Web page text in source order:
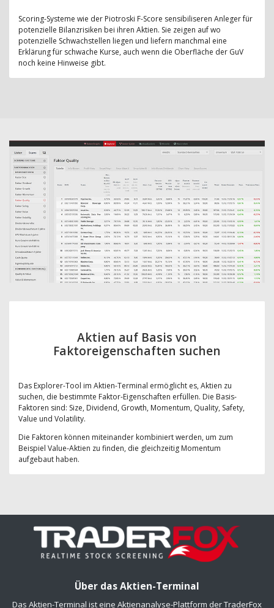
Scoring-Systeme wie der Piotroski F-Score sensibiliseren Anleger für
potenzielle Bilanzrisiken bei ihren Aktien. Sie zeigen auf wo
potenzielle Schwachstellen liegen und liefern manchmal eine
Erklärung für schwache Kurse, auch wenn die Oberfläche der GuV
noch keine Hinweise gibt.
Aktien auf Basis von
Faktoreigenschaften suchen
Das Explorer-Tool im Aktien-Terminal ermöglicht es, Aktien zu
suchen, die bestimmte Faktor-Eigenschaften erfüllen. Die Basis-
Faktoren sind: Size, Dividend, Growth, Momentum, Quality, Safety,
Value und Volatility.
Die Faktoren können miteinander kombiniert werden, um zum
Beispiel Value-Aktien zu finden, die gleichzeitig Momentum
aufgebaut haben.
Über das Aktien-Terminal
Das Aktien-Terminal ist eine Aktienanalyse-Plattform der TraderFox